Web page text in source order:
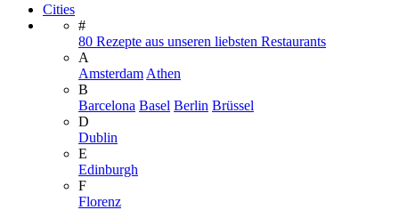
Cities
#
80 Rezepte aus unseren liebsten Restaurants
A
Amsterdam Athen
B
Barcelona Basel Berlin Brüssel
D
Dublin
E
Edinburgh
F
Florenz